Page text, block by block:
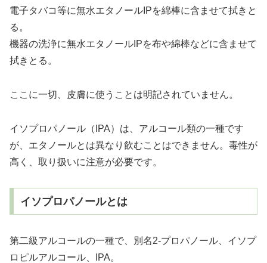
電子タバコ等に無水エタノールIPを綿棒に含ませて拭きと
る。
機器の洗浄に無水エタノールIPを布や綿棒などに含ませて
拭きとる。
ここに一切、皮膚に使うことは明記されていません。
イソプロパノール（IPA）は、アルコール類の一種です
が、エタノールとは異なり飲むことはできません。毒性が
高く、取り扱いに注意が必要です。
イソプロパノールとは
第二級アルコールの一種で、別名2-プロパノール、イソプ
ロピルアルコール、IPA。